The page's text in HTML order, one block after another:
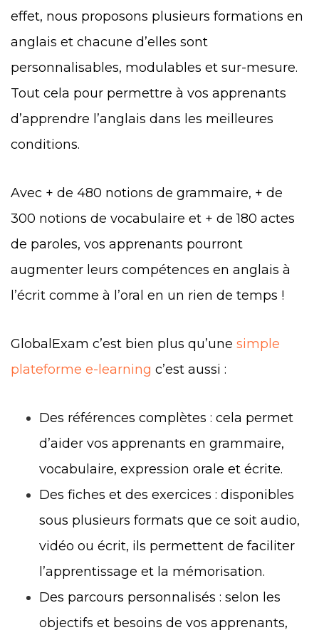
effet, nous proposons plusieurs formations en
anglais et chacune d’elles sont
personnalisables, modulables et sur-mesure.
Tout cela pour permettre à vos apprenants
d’apprendre l’anglais dans les meilleures
conditions.
Avec + de 480 notions de grammaire, + de
300 notions de vocabulaire et + de 180 actes
de paroles, vos apprenants pourront
augmenter leurs compétences en anglais à
l’écrit comme à l’oral en un rien de temps !
GlobalExam c’est bien plus qu’une simple
plateforme e-learning c’est aussi :
Des références complètes : cela permet
d’aider vos apprenants en grammaire,
vocabulaire, expression orale et écrite.
Des fiches et des exercices : disponibles
sous plusieurs formats que ce soit audio,
vidéo ou écrit, ils permettent de faciliter
l’apprentissage et la mémorisation.
Des parcours personnalisés : selon les
objectifs et besoins de vos apprenants,